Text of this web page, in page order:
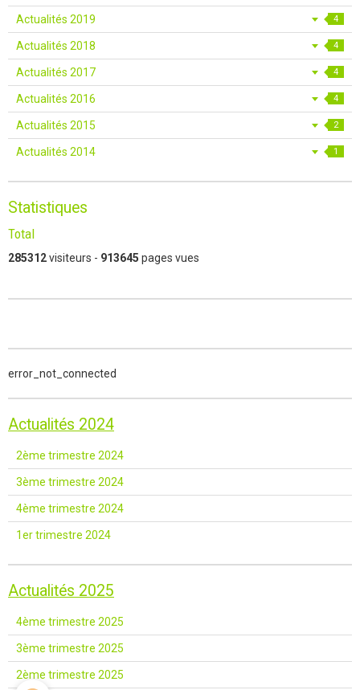
Actualités 2019 4
Actualités 2018 4
Actualités 2017 4
Actualités 2016 4
Actualités 2015 2
Actualités 2014 1
Statistiques
Total
285312visiteurs - 913645 pages vues
error_not_connected
Actualités 2024
2ème trimestre 2024
3ème trimestre 2024
4ème trimestre 2024
1er trimestre 2024
Actualités 2025
4ème trimestre 2025
3ème trimestre 2025
2ème trimestre 2025